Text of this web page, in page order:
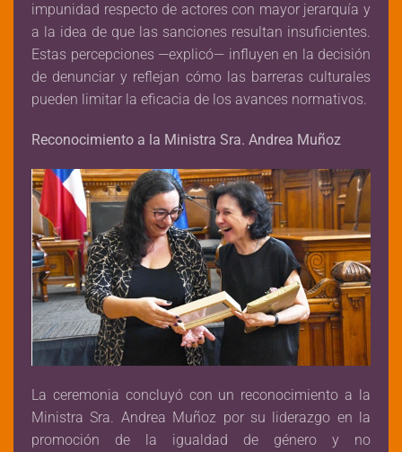
impunidad respecto de actores con mayor jerarquía y
a la idea de que las sanciones resultan insuficientes.
Estas percepciones —explicó— influyen en la decisión
de denunciar y reflejan cómo las barreras culturales
pueden limitar la eficacia de los avances normativos.
Reconocimiento a la Ministra Sra. Andrea Muñoz
La ceremonia concluyó con un reconocimiento a la
Ministra Sra. Andrea Muñoz por su liderazgo en la
promoción de la igualdad de género y no